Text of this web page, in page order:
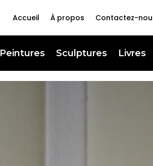
Accueil À propos Contactez-
Peintures Sculptures Livres